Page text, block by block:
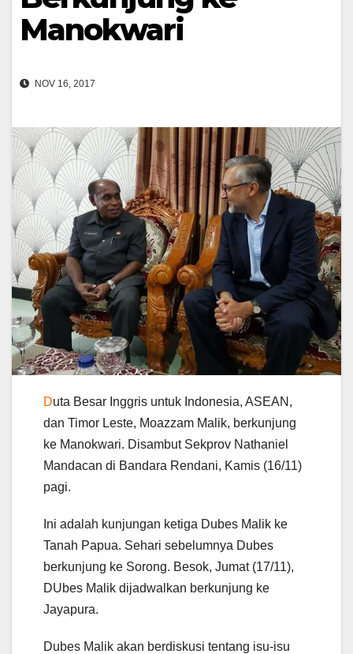
Manokwari
NOV 16, 2017
Duta Besar Inggris untuk Indonesia, ASEAN,
dan Timor Leste, Moazzam Malik, berkunjung
ke Manokwari. Disambut Sekprov Nathaniel
Mandacan di Bandara Rendani, Kamis (16/11)
pagi.
Ini adalah kunjungan ketiga Dubes Malik ke
Tanah Papua. Sehari sebelumnya Dubes
berkunjung ke Sorong. Besok, Jumat (17/11),
DUbes Malik dijadwalkan berkunjung ke
Jayapura.
Dubes Malik akan berdiskusi tentang isu-isu